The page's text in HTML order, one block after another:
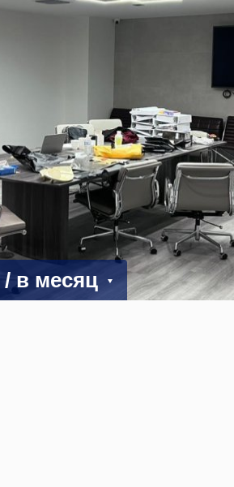
/ в месяц